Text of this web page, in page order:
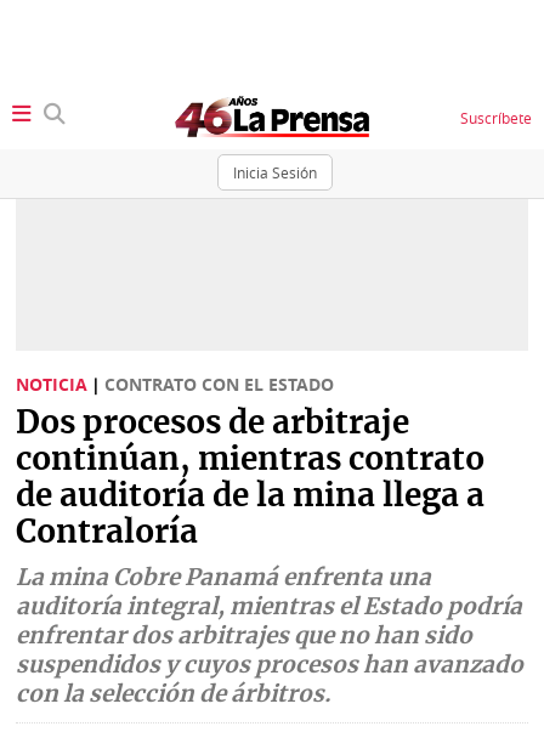
Inicia Sesión
Suscríbete
Sociedad
Judiciales
Política
Economía
Mundo
Deportes
Tecnología
Status
K
Vivir+
Opinión
Blogs
Fotografías
Videos
NOTICIA | CONTRATO CON EL ESTADO
Dos procesos de arbitraje
continúan, mientras contrato
de auditoría de la mina llega a
Contraloría
La mina Cobre Panamá enfrenta una
auditoría integral, mientras el Estado podría
enfrentar dos arbitrajes que no han sido
suspendidos y cuyos procesos han avanzado
con la selección de árbitros.